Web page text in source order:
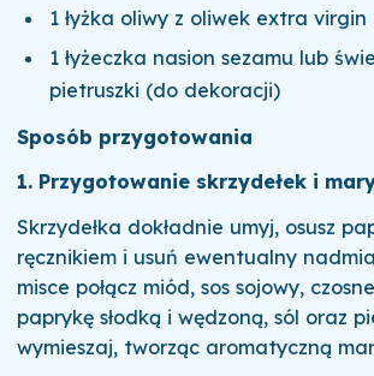
1 łyżka oliwy z oliwek extra
1 łyżeczka nasion sezamu lub
pietruszki (do dekoracji)
Sposób przygotowania
1. Przygotowanie skrzydełek i
Skrzydełka dokładnie umyj, osusz
ręcznikiem i usuń ewentualny
misce połącz miód, sos sojowy,
paprykę słodką i wędzoną, sól oraz
wymieszaj, tworząc aromatyczną